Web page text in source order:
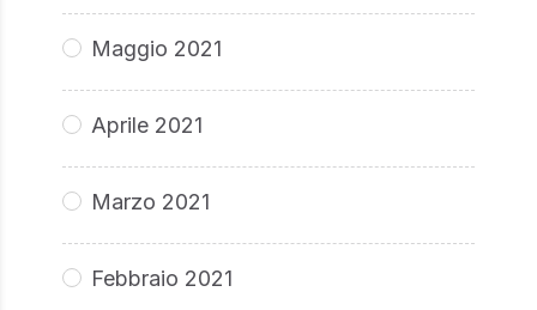
Maggio 2021
Aprile 2021
Marzo 2021
Febbraio 2021